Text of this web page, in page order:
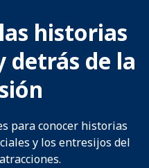
historias
detrás de la
para conocer historias
y los entresijos del